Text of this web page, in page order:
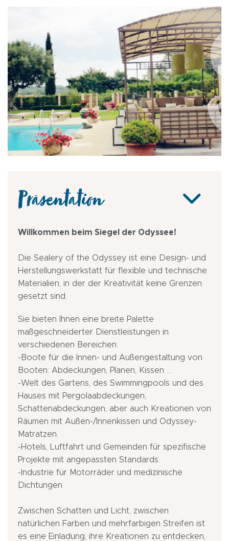
Präsentation
Willkommen beim Siegel der Odyssee!
Die Sealery of the Odyssey ist eine Design- und
Herstellungswerkstatt für flexible und technische
Materialien, in der der Kreativität keine Grenzen
gesetzt sind.
Sie bieten Ihnen eine breite Palette
maßgeschneiderter Dienstleistungen in
verschiedenen Bereichen:
-Boote für die Innen- und Außengestaltung von
Booten: Abdeckungen, Planen, Kissen ...
-Welt des Gartens, des Swimmingpools und des
Hauses mit Pergolaabdeckungen,
Schattenabdeckungen, aber auch Kreationen von
Räumen mit Außen-/Innenkissen und Odyssey-
Matratzen.
-Hotels, Luftfahrt und Gemeinden für spezifische
Projekte mit angepassten Standards.
-Industrie für Motorräder und medizinische
Dichtungen
Zwischen Schatten und Licht, zwischen
natürlichen Farben und mehrfarbigen Streifen ist
es eine Einladung, ihre Kreationen zu entdecken,